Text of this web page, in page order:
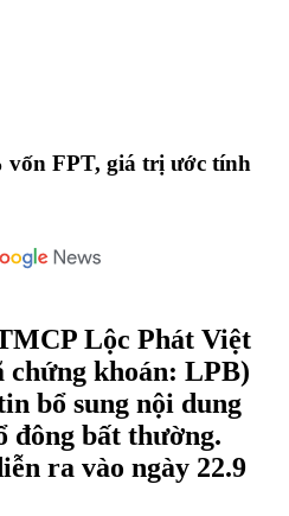
FPT, giá trị ước tính
Lộc Phát Việt
chứng khoán: LPB)
bổ sung nội dung
đông bất thường.
ra vào ngày 22.9